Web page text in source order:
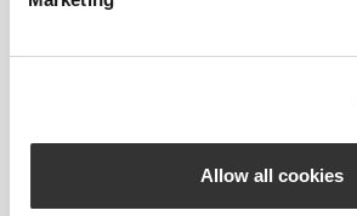
Allow all cookies
ΑΓΟΡΑΣΕ 2 ΠΑΡΕ 1 ΔΩΡΕΑΝ